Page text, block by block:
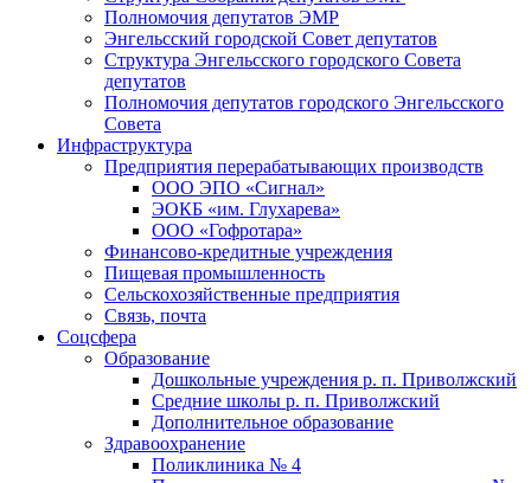
Полномочия депутатов ЭМР
Энгельсский городской Совет депутатов
Структура Энгельсского городского Совета
депутатов
Полномочия депутатов городского Энгельсского
Совета
Инфраструктура
Предприятия перерабатывающих производств
ООО ЭПО «Сигнал»
ЭОКБ «им. Глухарева»
ООО «Гофротара»
Финансово-кредитные учреждения
Пищевая промышленность
Сельскохозяйственные предприятия
Связь, почта
Соцсфера
Образование
Дошкольные учреждения р. п. Приволжский
Средние школы р. п. Приволжский
Дополнительное образование
Здравоохранение
Поликлиника № 4